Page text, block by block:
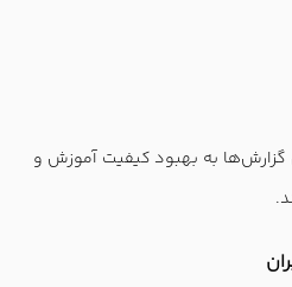
گزارش‌ها به بهبود کیفیت آموزش و